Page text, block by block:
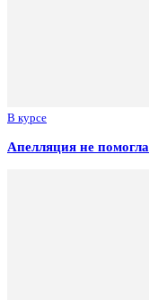
В курсе
Апелляция не помогла